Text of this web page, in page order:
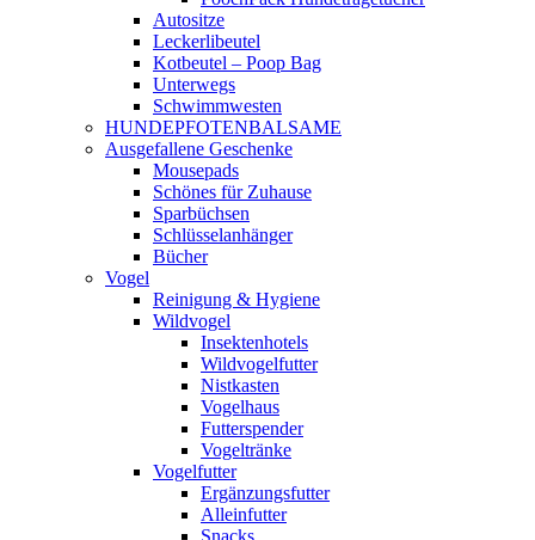
Autositze
Leckerlibeutel
Kotbeutel – Poop Bag
Unterwegs
Schwimmwesten
HUNDEPFOTENBALSAME
Ausgefallene Geschenke
Mousepads
Schönes für Zuhause
Sparbüchsen
Schlüsselanhänger
Bücher
Vogel
Reinigung & Hygiene
Wildvogel
Insektenhotels
Wildvogelfutter
Nistkasten
Vogelhaus
Futterspender
Vogeltränke
Vogelfutter
Ergänzungsfutter
Alleinfutter
Snacks